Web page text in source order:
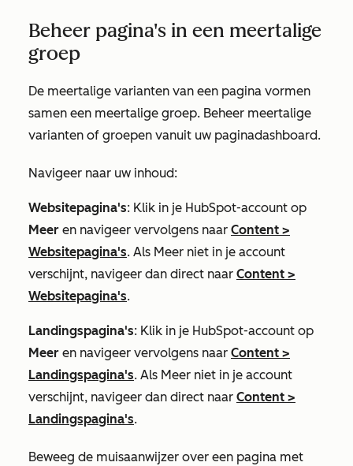
Beheer pagina's in een meertalige
groep
De meertalige varianten van een pagina vormen
samen een meertalige groep. Beheer meertalige
varianten of groepen vanuit uw paginadashboard.
Navigeer naar uw inhoud:
Websitepagina's: Klik in je HubSpot-account op
Meer en navigeer vervolgens naar Content >
Websitepagina's. Als Meer niet in je account
verschijnt, navigeer dan direct naar Content >
Websitepagina's.
Landingspagina's: Klik in je HubSpot-account op
Meer en navigeer vervolgens naar Content >
Landingspagina's. Als Meer niet in je account
verschijnt, navigeer dan direct naar Content >
Landingspagina's.
Beweeg de muisaanwijzer over een pagina met